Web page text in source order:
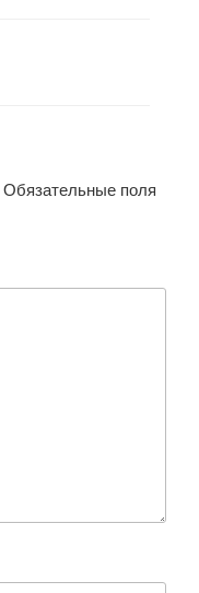
Обязательные поля